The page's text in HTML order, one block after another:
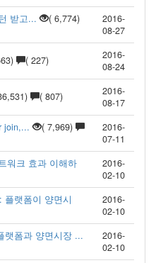
받고...
( 6,774)
2016-
08-27
( 227)
2016-
08-24
( 807)
2016-
08-17
join,...
( 7,969)
2016-
07-11
워크 효과 이해하
2016-
02-10
플랫폼이 양면시
2016-
02-10
랫폼과 양면시장 ...
2016-
02-10